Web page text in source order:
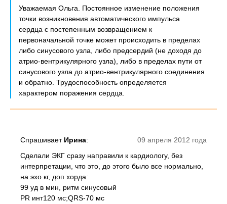
Уважаемая Ольга. Постоянное изменение положения
точки возникновения автоматического импульса
сердца с постепенным возвращением к
первоначальной точке может происходить в пределах
либо синусового узла, либо предсердий (не доходя до
атрио-вентрикулярного узла), либо в пределах пути от
синусового узла до атрио-вентрикулярного соединения
и обратно. Трудоспособность определяется
характером поражения сердца.
09 апреля 2012 года
Спрашивает Ирина:
Сделали ЭКГ сразу направили к кардиологу, без
интерпретации, что это, до этого было все нормально,
на эхо кг, доп хорда:
99 уд в мин, ритм синусовый
PR инт120 мс;QRS-70 мс